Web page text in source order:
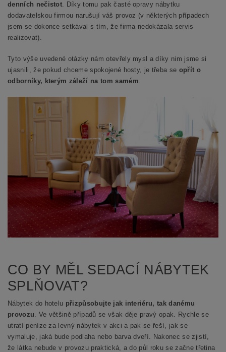
denních nečistot. Díky tomu pak časté opravy nábytku
dodavatelskou firmou narušují váš provoz (v některých případech
jsem se dokonce setkával s tím, že firma nedokázala servis
realizovat).
Tyto výše uvedené otázky nám otevřely mysl a díky nim jsme si
ujasnili, že pokud chceme spokojené hosty, je třeba se opřít o
odborníky, kterým záleží na tom samém.
CO BY MĚL SEDACÍ NÁBYTEK
SPLŇOVAT?
Nábytek do hotelu přizpůsobujte jak interiéru, tak danému
provozu . Ve většině případů se však děje pravý opak. Rychle se
utratí peníze za levný nábytek v akci a pak se řeší, jak se
vymaluje, jaká bude podlaha nebo barva dveří. Nakonec se zjistí,
že látka nebude v provozu praktická, a do půl roku se začne třetina